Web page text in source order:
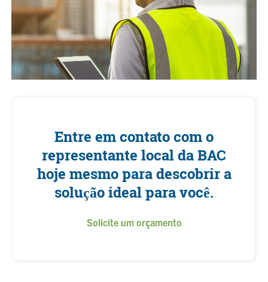
Entre em contato com o
representante local da BAC
hoje mesmo para descobrir a
solução ideal para você.
Solicite um orçamento